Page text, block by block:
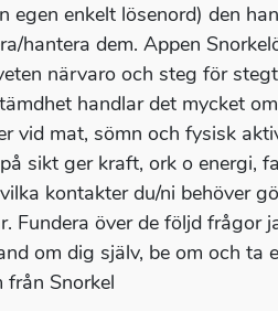
egen enkelt lösenord) den
hantera dem. Appen
närvaro och steg för
handlar det mycket
vid mat, sömn och fysisk
sikt ger kraft, ork o energi,
kontakter du/ni behöver
Fundera över de följd frågor
om dig själv, be om och ta
från Snorkel